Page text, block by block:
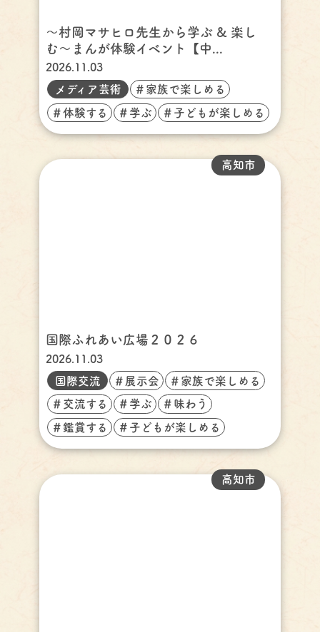
〜村岡マサヒロ先生から学ぶ & 楽し
む〜まんが体験イベント【中...
2026.11.03
メディア芸術
＃家族で楽しめる
＃体験する ＃学ぶ ＃子どもが楽しめる
国際ふれあい広場２０２６
高知市
2026.11.03
国際交流
＃展示会 ＃家族で楽しめる
＃交流する ＃学ぶ ＃味わう
＃鑑賞する ＃子どもが楽しめる
高知市